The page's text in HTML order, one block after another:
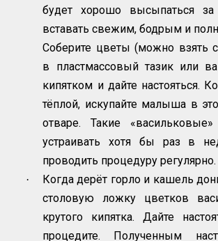
будет хорошо высыпаться
вставать свежим, бодрым и
Соберите цветы (можно взять
в пластмассовый тазик или
кипятком и дайте настояться.
тёплой, искупайте малыша в
отваре. Такие
устраивать хотя бы раз в
проводить процедуру регулярно.
·
Когда дерёт горло и кашель
столовую ложку цветков
крутого кипятка. Дайте
процедите. Полученным